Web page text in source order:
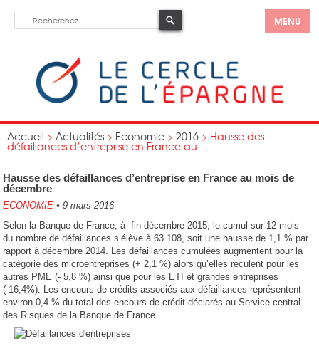
MENU
Accueil > Actualités > Economie > 2016 > Hausse des
défaillances d’entreprise en France au ...
Hausse des défaillances d’entreprise en France au mois de
décembre
ECONOMIE • 9 mars 2016
Selon la Banque de France, à fin décembre 2015, le cumul sur 12 mois
du nombre de défaillances s’élève à 63 108, soit une hausse de 1,1 % par
rapport à décembre 2014. Les défaillances cumulées augmentent pour la
catégorie des microentreprises (+ 2,1 %) alors qu’elles reculent pour les
autres PME (- 5,8 %) ainsi que pour les ETI et grandes entreprises
(-16,4%). Les encours de crédits associés aux défaillances représentent
environ 0,4 % du total des encours de crédit déclarés au Service central
des Risques de la Banque de France.